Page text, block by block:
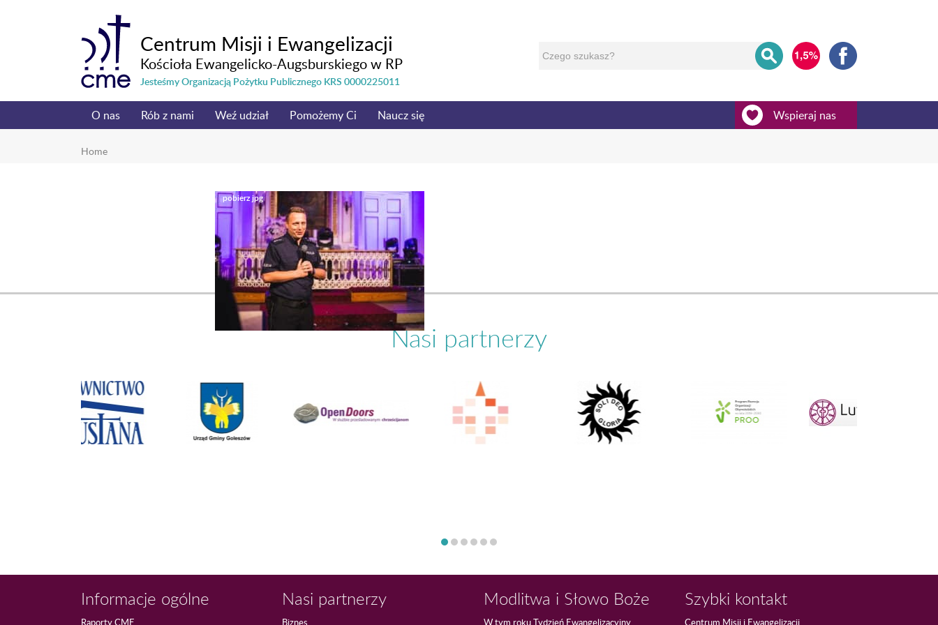
Centrum Misji i Ewangelizacji
Kościoła Ewangelicko-Augsburskiego w RP
Jesteśmy Organizacją Pożytku Publicznego KRS 0000225011
O nas Rób z nami Weź udział Pomożemy Ci Naucz się Wspieraj nas
Home
Nasi partnerzy
Informacje ogólne
Raporty CME
Nasi partnerzy
Biznes
Modlitwa i Słowo Boże
W tym roku Tydzień Ewangelizacyjny
Szybki kontakt
Centrum Misji i Ewangelizacji